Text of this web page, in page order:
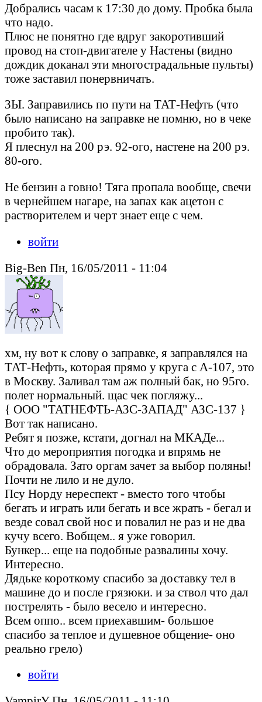
Добрались часам к 17:30 до дому. Пробка была
что надо.
Плюс не понятно где вдруг закоротивший
провод на стоп-двигателе у Настены (видно
дождик доканал эти многострадальные пульты)
тоже заставил понервничать.
ЗЫ. Заправились по пути на ТАТ-Нефть (что
было написано на заправке не помню, но в чеке
пробито так).
Я плеснул на 200 рэ. 92-ого, настене на 200 рэ.
80-ого.
Не бензин а говно! Тяга пропала вообще, свечи
в чернейшем нагаре, на запах как ацетон с
растворителем и черт знает еще с чем.
войти
Big-Ben Пн, 16/05/2011 - 11:04
хм, ну вот к слову о заправке, я заправлялся на
ТАТ-Нефть, которая прямо у круга с А-107, это
в Москву. Заливал там аж полный бак, но 95го.
полет нормальный. щас чек погляжу...
{ ООО "ТАТНЕФТЬ-АЗС-ЗАПАД" АЗС-137 }
Вот так написано.
Ребят я позже, кстати, догнал на МКАДе...
Что до мероприятия погодка и впрямь не
обрадовала. Зато оргам зачет за выбор поляны!
Почти не лило и не дуло.
Псу Норду нереспект - вместо того чтобы
бегать и играть или бегать и все жрать - бегал и
везде совал свой нос и повалил не раз и не два
кучу всего. Вобщем.. я уже говорил.
Бункер... еще на подобные развалины хочу.
Интересно.
Дядьке короткому спасибо за доставку тел в
машине до и после грязюки. и за ствол что дал
пострелять - было весело и интересно.
Всем оппо.. всем приехавшим- большое
спасибо за теплое и душевное общение- оно
реально грело)
войти